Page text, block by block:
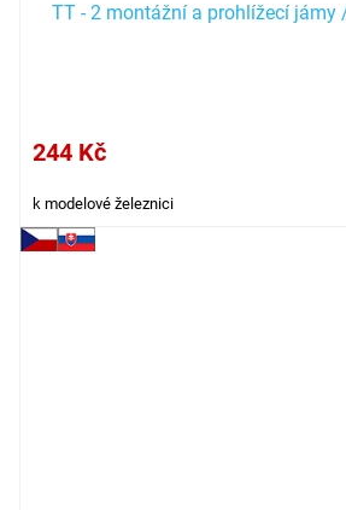
TT - 2 montážní a prohlížecí jámy
244 Kč
k modelové železnici